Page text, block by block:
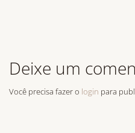
Deixe um
Você precisa fazer o login para